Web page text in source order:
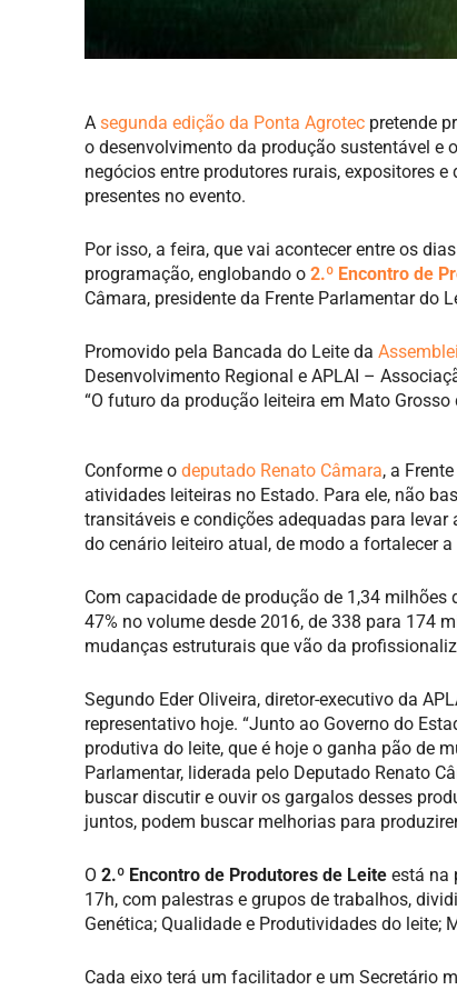
A segunda edição da Ponta Agrotec pretende
o desenvolvimento da produção sustentável e
negócios entre produtores rurais, expositores
presentes no evento.
Por isso, a feira, que vai acontecer entre os
programação, englobando o 2.º Encontro de
Câmara, presidente da Frente Parlamentar do
Promovido pela Bancada do Leite da
Desenvolvimento Regional e APLAI –
“O futuro da produção leiteira em Mato Grosso
Conforme o deputado Renato Câmara, a
atividades leiteiras no Estado. Para ele, não
transitáveis e condições adequadas para
do cenário leiteiro atual, de modo a fortalecer
Com capacidade de produção de 1,34
47% no volume desde 2016, de 338 para 174
mudanças estruturais que vão da
Segundo Eder Oliveira, diretor-executivo da
representativo hoje. “Junto ao Governo do
produtiva do leite, que é hoje o ganha pão de
Parlamentar, liderada pelo Deputado Renato
buscar discutir e ouvir os gargalos desses
juntos, podem buscar melhorias para
O 2.º Encontro de Produtores de Leite está na
17h, com palestras e grupos de trabalhos,
Genética; Qualidade e Produtividades do leite;
Cada eixo terá um facilitador e um Secretário